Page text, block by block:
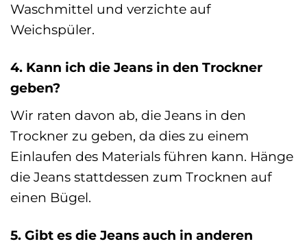
Waschmittel und verzichte auf
Weichspüler.
4. Kann ich die Jeans in den Trockner
geben?
Wir raten davon ab, die Jeans in den
Trockner zu geben, da dies zu einem
Einlaufen des Materials führen kann. Hänge
die Jeans stattdessen zum Trocknen auf
einen Bügel.
5. Gibt es die Jeans auch in anderen